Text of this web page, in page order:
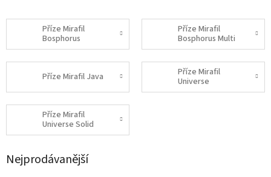
Příze Mirafil
Bosphorus
Příze Mirafil
Bosphorus Multi
Příze Mirafil Java
Příze Mirafil
Universe
Příze Mirafil
Universe Solid
Nejprodávanější